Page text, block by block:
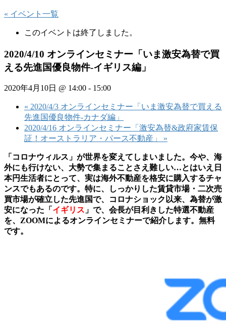
« イベント一覧
このイベントは終了しました。
2020/4/10 オンラインセミナー「いま激安為替で買
える先進国優良物件-イギリス編」
2020年4月10日 @ 14:00 - 15:00
« 2020/4/3 オンラインセミナー「いま激安為替で買える
先進国優良物件-カナダ編」
2020/4/16 オンラインセミナー「激安為替&政府家賃保
証！オーストラリア・パース不動産」 »
「コロナウィルス」が世界を変えてしまいました。今や、海
外にも行けない、大勢で集まることさえ難しい…とはいえ日
本円生活者にとって、実は海外不動産を格安に購入するチャ
ンスでもあるのです。特に、しっかりした賃貸市場・二次売
買市場が確立した先進国で、コロナショック以来、為替が激
安になった「 イギリス 」で、会長が目利きした特選不動産
を、ZOOMによるオンラインセミナーで紹介します。無料
です。